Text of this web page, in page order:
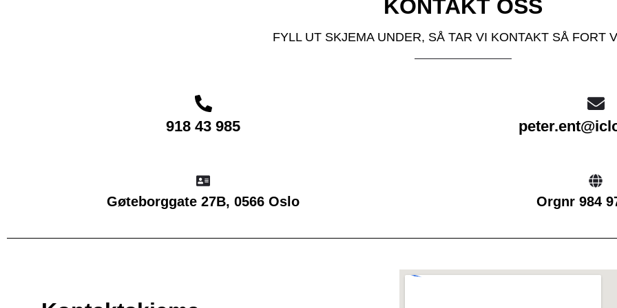
KONTAKT OSS
FYLL UT SKJEMA UNDER, SÅ TAR VI KONTAKT SÅ FORT
918 43 985
Gøteborggate 27B, 0566 Oslo Orgnr 984